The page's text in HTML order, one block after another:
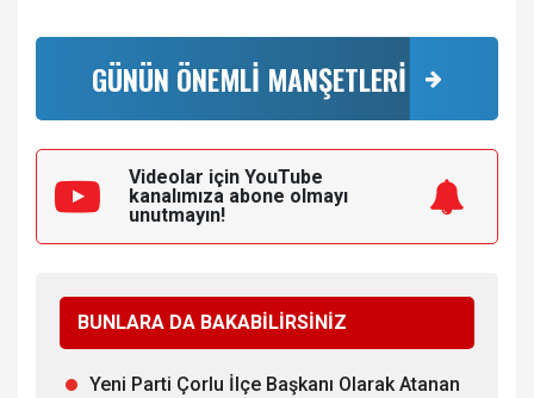
GÜNÜN ÖNEMLİ MANŞETLERİ
Videolar için YouTube
kanalımıza abone olmayı
unutmayın!
BUNLARA DA BAKABİLİRSİNİZ
Yeni Parti Çorlu İlçe Başkanı Olarak Atanan